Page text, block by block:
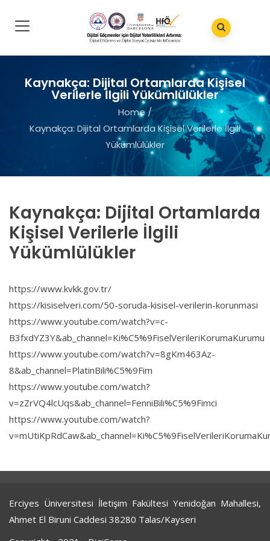
Kaynakça: Dijital Ortamlarda Kişisel
Verilerle İlgili Yükümlülükler
Home /
Kaynakça: Dijital Ortamlarda Kişisel Verilerle İlgili
Yükümlülükler
Kaynakça: Dijital Ortamlarda
Kişisel Verilerle İlgili
Yükümlülükler
https://www.kvkk.gov.tr/
https://kisiselveri.com/50-soruda-kisisel-verilerin-korunmasi
https://www.youtube.com/watch?v=c-
B3fxdYZ3Y&ab_channel=Ki%C5%9FiselVerileriKorumaKurumu
https://www.youtube.com/watch?v=8gKm463Az-
8&ab_channel=PlatinBili%C5%9Fim
https://www.youtube.com/watch?
v=zZrVQ4lcUqs&ab_channel=FenniBili%C5%9Fimci
https://www.youtube.com/watch?
Erciyes Üniversitesi İletişim Fakültesi Yenidoğan Mahallesi,
Ahmet El Biruni Caddesi 38280 Talas/Kayseri